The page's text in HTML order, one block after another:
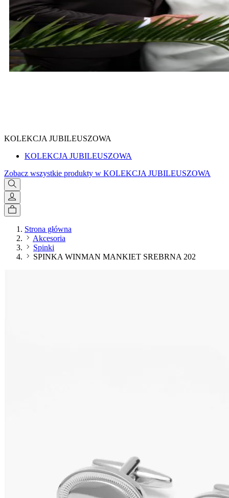
KOLEKCJA JUBILEUSZOWA
KOLEKCJA JUBILEUSZOWA
Zobacz wszystkie produkty w KOLEKCJA JUBILEUSZOWA
Strona główna
Akcesoria
Spinki
SPINKA WINMAN MANKIET SREBRNA 202